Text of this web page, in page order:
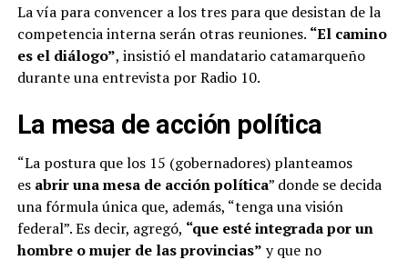
La vía para convencer a los tres para que desistan de la
competencia interna serán otras reuniones. “El camino
es el diálogo”, insistió el mandatario catamarqueño
durante una entrevista por Radio 10.
La mesa de acción política
“La postura que los 15 (gobernadores) planteamos
es abrir una mesa de acción política” donde se decida
una fórmula única que, además, “tenga una visión
federal”. Es decir, agregó, “que esté integrada por un
hombre o mujer de las provincias” y que no